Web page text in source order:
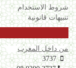
شروط الاستخدام
تنبيهات قانونية
من داخل المغرب
3737